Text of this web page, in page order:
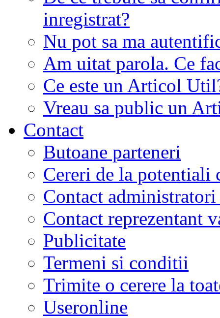
inregistrat?
Nu pot sa ma
Am uitat parola. Ce
Ce este un Articol
Vreau sa public un
Contact
Butoane parteneri
Cereri de la potentiali
Contact
Contact reprezentant
Publicitate
Termeni si conditii
Trimite o cerere la
Useronline